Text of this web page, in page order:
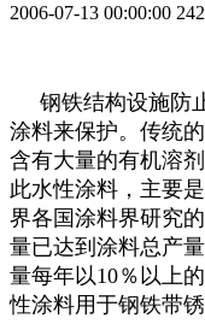
2006-07-13 00:00:00 242
钢铁结构设施防
涂料来保护。传统
含有大量的有机溶
此水性涂料，主要
界各国涂料界研究
量已达到涂料总产
量每年以10％以上
性涂料用于钢铁带